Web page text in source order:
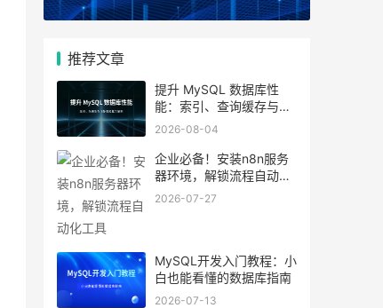
推荐文章
提升 MySQL 数据库性
能：索引、查询缓存与参
数优化全解析
2026-08-04
企业必备！安装n8n服务
器环境，解锁流程自动化
工具
2026-07-27
MySQL开发入门教程：小
白也能看懂的数据库指南
2026-07-13